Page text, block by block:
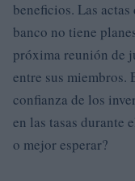
beneficios. Las
banco no tiene
próxima reunión de
entre sus miembros.
confianza de los
en las tasas durante
o mejor esperar?